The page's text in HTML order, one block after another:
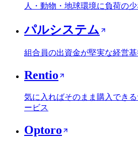
人・動物・地球環境に負荷の
パルシステム
組合員の出資金が堅実な経営基
Rentio
気に入ればそのまま購入でき
ービス
Optoro